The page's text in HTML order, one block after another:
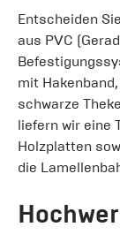
Entscheiden
aus PVC
mit
schwarze
liefern wir eine
Holzplatten
die